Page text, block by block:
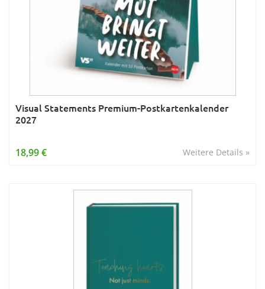
Visual Statements Premium-Postkartenkalender
2027
Weitere Details »
18,99 €